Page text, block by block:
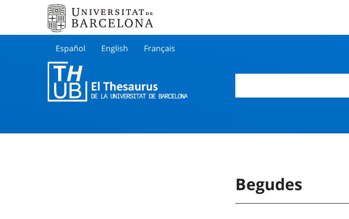
Español English Français
Begudes